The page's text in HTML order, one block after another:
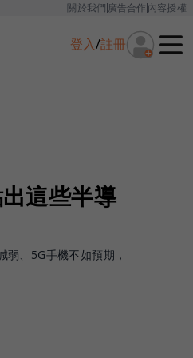
關於我們廣告合作內容授權
登入/註冊
這些半導
、5G手機不如預期，